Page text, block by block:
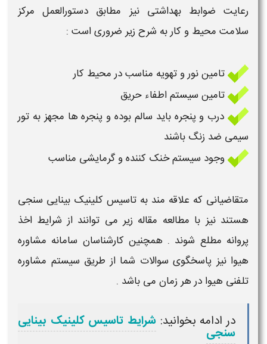
رعایت ضوابطبهداشتی نیز مطابق دستورالعمل مرکز
سلامت محیط و کار به شرح زیر ضروری است :
تامین نور و تهویه مناسب در محیط کار
تامین سیستم اطفاء حریق
درب و پنجره باید سالم بوده و پنجره ها مجهز به تور
سیمی ضد زنگ باشند
وجود سیستم خنک کننده و گرمایشی مناسب
متقاضیانی که علاقه مند به تاسیس کلینیک بینایی سنجی
هستند نیز با مطالعه مقاله زیر می توانند از شرایط اخذ
پروانه مطلع شوند . همچنین کارشناسان سامانه مشاوره
هیوا نیز پاسخگوی سوالات شما از طریق سیستم مشاوره
تلفنی هیوا در هر زمان می باشد .
در ادامه بخوانید: شرایط تاسیس کلینیک بینایی
سنجی